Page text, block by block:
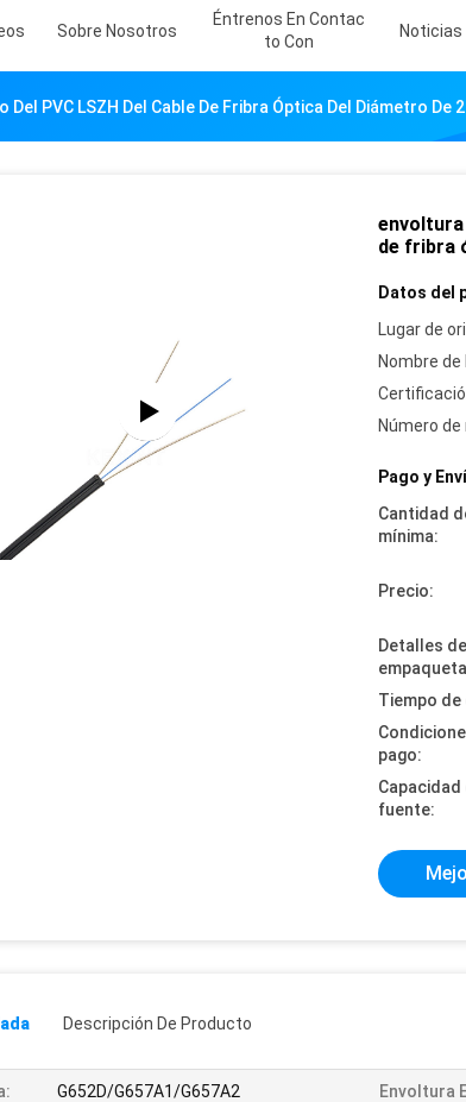
Sobre Nosotros
Éntrenos En Contac
To Con
Noticias
PVC LSZH Del Cable De Fribra Óptica Del Diámetro De
envoltura
de fribra
Datos del
Lugar de
Nombre
Número de
Pago y
Cantidad
mínima:
Precio:
Detalles de
Tiempo de
pago:
Capacidad
fuente:
Descripción De Producto
G652D/G657A1/G657A2 Envoltura